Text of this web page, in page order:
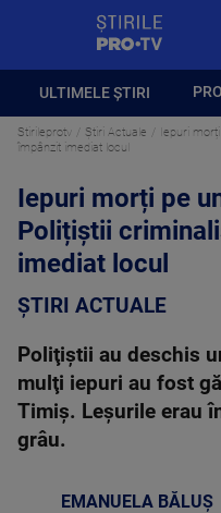
ULTIMELE ȘTIRI
Stirileprotv Știri Actuale
Iepuri
împânzit imediat locul
Iepuri morți pe
Polițiștii
imediat locul
ȘTIRI ACTUALE
Poliţiştii au deschis
mulţi iepuri au fost
Timiş. Leşurile erau
grâu.
EMANUELA BĂLUȘ